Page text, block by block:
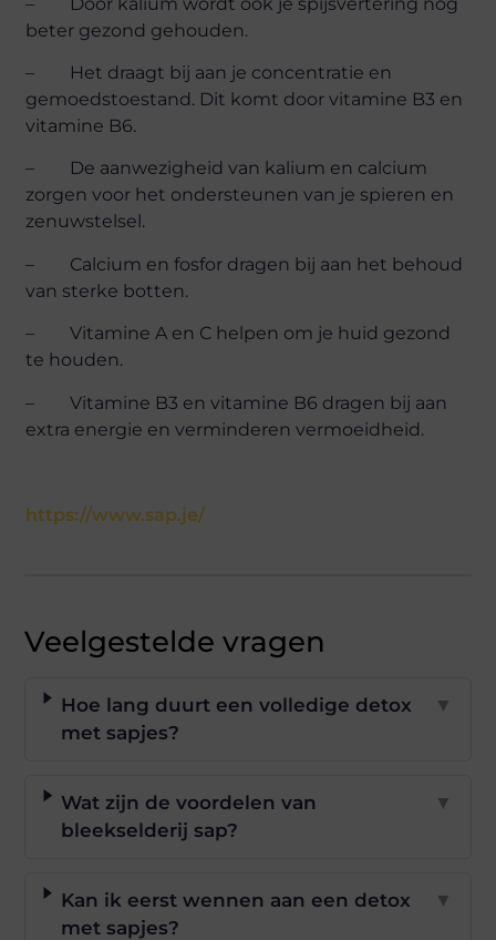
beter gezond gehouden.
– Het draagt bij aan je concentratie en
gemoedstoestand. Dit komt door vitamine B3 en
vitamine B6.
– De aanwezigheid van kalium en calcium
zorgen voor het ondersteunen van je spieren en
zenuwstelsel.
– Calcium en fosfor dragen bij aan het behoud
van sterke botten.
– Vitamine A en C helpen om je huid gezond
te houden.
– Vitamine B3 en vitamine B6 dragen bij aan
extra energie en verminderen vermoeidheid.
https://www.sap.je/
Veelgestelde vragen
Hoe lang duurt een volledige detox
met sapjes?
▼
Wat zijn de voordelen van
bleekselderij sap?
▼
Kan ik eerst wennen aan een detox
met sapjes?
▼